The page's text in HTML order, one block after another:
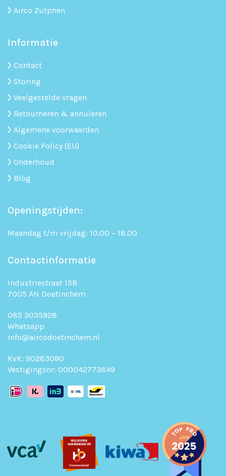
Airco Zutphen
Informatie
Contact
Storing
Veelgestelde vragen
Retourneren & annuleren
Algemene voorwaarden
Cookie Policy (EU)
Onderhoud
Blog
Openingstijden:
Maandag t/m vrijdag: 10.00 – 18.00
Contactinformatie
Industriestraat 15B
7005 AN Doetinchem
085 3035928
Whatsapp
info@aircodoetinchem.nl
KvK: 90283090
Vestigingsnr: 000042773849